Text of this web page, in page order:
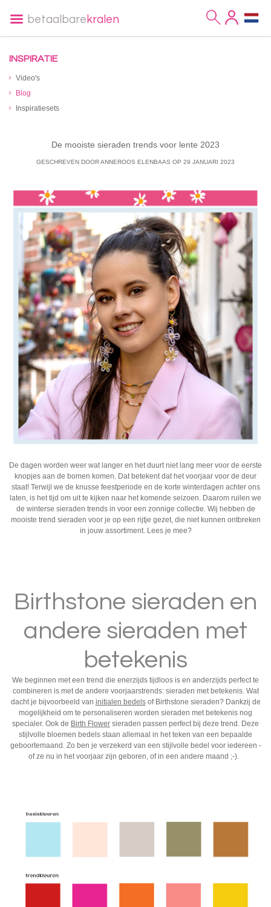
betaalbare kralen
INSPIRATIE
Video's
Blog
Inspiratiesets
De mooiste sieraden trends voor lente 2023
GESCHREVEN DOOR ANNEROOS ELENBAAS OP 29 JANUARI 2023
De dagen worden weer wat langer en het duurt niet lang meer voor de eerste
knopjes aan de bomen komen. Dat betekent dat het voorjaar voor de deur
staat! Terwijl we de knusse feestperiode en de korte winterdagen achter ons
laten, is het tijd om uit te kijken naar het komende seizoen. Daarom ruilen we
de winterse sieraden trendsin voor een zonnige collectie. Wij hebben de
mooiste trend sieraden voor je op een rijtje gezet, die niet kunnen ontbreken
in jouw assortiment. Lees je mee?
Birthstone sieraden en
andere sieraden met
betekenis
We beginnen met een trend die enerzijds tijdloos is en anderzijds perfect te
combineren is met de andere voorjaarstrends: sieraden met betekenis. Wat
dacht je bijvoorbeeld van initialen bedelsof Birthstone sieraden? Dankzij de
mogelijkheid om te personaliseren worden sieraden met betekenis nog
specialer. Ook de Birth Flower sieraden passen perfect bij deze trend. Deze
stijlvolle bloemen bedels staan allemaal in het teken van een bepaalde
geboortemaand. Zo ben je verzekerd van een stijlvolle bedel voor iedereen -
of ze nu in het voorjaar zijn geboren, of in een andere maand ;-).